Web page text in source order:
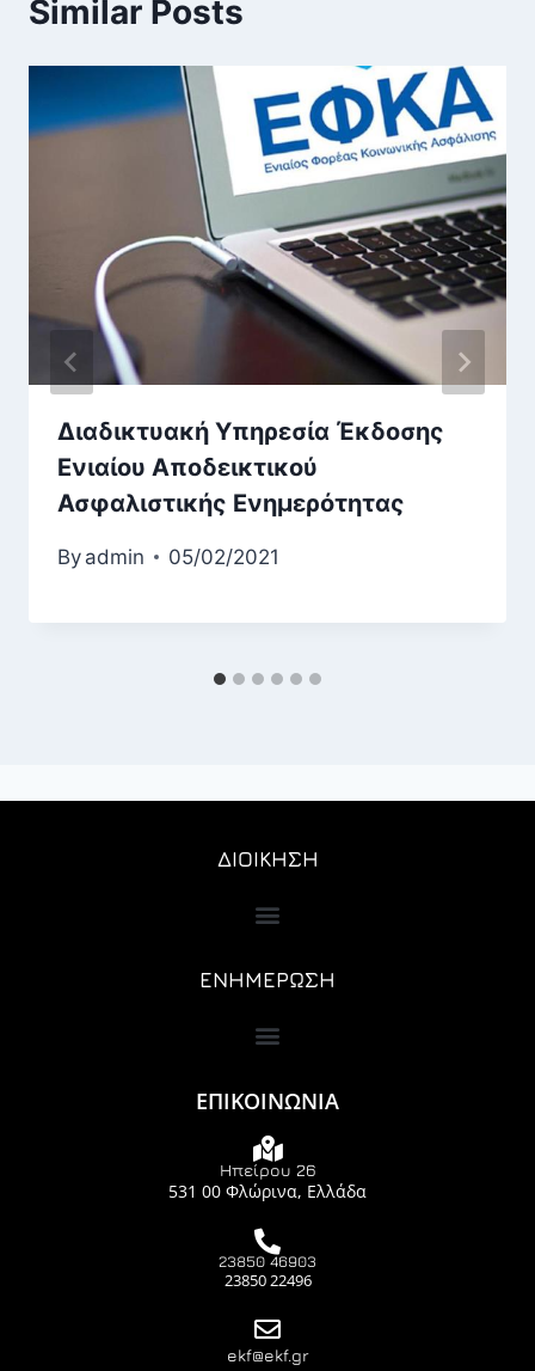
Similar Posts
Διαδικτυακή Υπηρεσία Έκδοσης
Ενιαίου Αποδεικτικού
Ασφαλιστικής Ενημερότητας
By admin 05/02/2021
ΔΙΟΙΚΗΣΗ
ΕΝΗΜΕΡΩΣΗ
ΕΠΙΚΟΙΝΩΝΙΑ
Ηπείρου 26
531 00 Φλώρινα, Ελλάδα
23850 46903
23850 22496
ekf@ekf.gr